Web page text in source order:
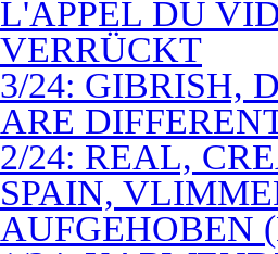
L'APPEL DU
VERRÜCKT
3/24: GIBRISH,
ARE
2/24: REAL,
SPAIN,
AUFGEHOBEN